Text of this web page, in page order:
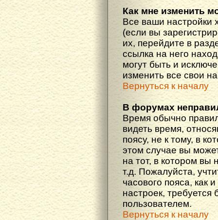
Как мне изменить
Все ваши настройки
(если вы
их, перейдите в
ссылка на него
могут быть и
изменить все свои
Вернуться к началу
В форумах
Время обычно
видеть время,
поясу, не к тому, в
этом случае вы
на тот, в котором вы
т.д. Пожалуйста,
часового пояса, как
настроек,
пользователем.
Вернуться к началу